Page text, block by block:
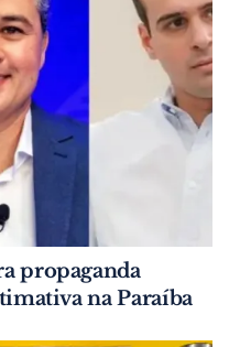
propaganda
na Paraíba